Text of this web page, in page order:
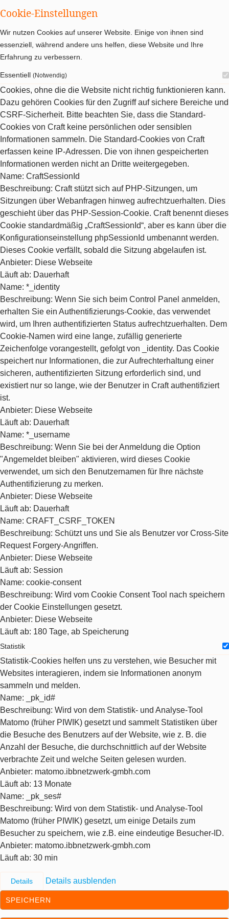
Cookie-Einstellungen
Wir nutzen Cookies auf unserer Website. Einige von ihnen sind
essenziell, während andere uns helfen, diese Website und Ihre
Erfahrung zu verbessern.
Essentiell (Notwendig)
Cookies, ohne die die Website nicht richtig funktionieren kann.
Dazu gehören Cookies für den Zugriff auf sichere Bereiche und
CSRF-Sicherheit. Bitte beachten Sie, dass die Standard-
Cookies von Craft keine persönlichen oder sensiblen
Informationen sammeln. Die Standard-Cookies von Craft
erfassen keine IP-Adressen. Die von ihnen gespeicherten
Informationen werden nicht an Dritte weitergegeben.
Name: CraftSessionId
Beschreibung: Craft stützt sich auf PHP-Sitzungen, um
Sitzungen über Webanfragen hinweg aufrechtzuerhalten. Dies
geschieht über das PHP-Session-Cookie. Craft benennt dieses
Cookie standardmäßig „CraftSessionId“, aber es kann über die
Konfigurationseinstellung phpSessionId umbenannt werden.
Dieses Cookie verfällt, sobald die Sitzung abgelaufen ist.
Anbieter: Diese Webseite
Läuft ab: Dauerhaft
Name: *_identity
Beschreibung: Wenn Sie sich beim Control Panel anmelden,
erhalten Sie ein Authentifizierungs-Cookie, das verwendet
wird, um Ihren authentifizierten Status aufrechtzuerhalten. Dem
Cookie-Namen wird eine lange, zufällig generierte
Zeichenfolge vorangestellt, gefolgt von _identity. Das Cookie
speichert nur Informationen, die zur Aufrechterhaltung einer
sicheren, authentifizierten Sitzung erforderlich sind, und
existiert nur so lange, wie der Benutzer in Craft authentifiziert
ist.
Anbieter: Diese Webseite
Läuft ab: Dauerhaft
Name: *_username
Beschreibung: Wenn Sie bei der Anmeldung die Option
"Angemeldet bleiben" aktivieren, wird dieses Cookie
verwendet, um sich den Benutzernamen für Ihre nächste
Authentifizierung zu merken.
Anbieter: Diese Webseite
Läuft ab: Dauerhaft
Name: CRAFT_CSRF_TOKEN
Beschreibung: Schützt uns und Sie als Benutzer vor Cross-Site
Request Forgery-Angriffen.
Anbieter: Diese Webseite
Läuft ab: Session
Name: cookie-consent
Beschreibung: Wird vom Cookie Consent Tool nach speichern
der Cookie Einstellungen gesetzt.
Anbieter: Diese Webseite
Läuft ab: 180 Tage, ab Speicherung
Statistik
Statistik-Cookies helfen uns zu verstehen, wie Besucher mit
Websites interagieren, indem sie Informationen anonym
sammeln und melden.
Name: _pk_id#
Beschreibung: Wird von dem Statistik- und Analyse-Tool
Matomo (früher PIWIK) gesetzt und sammelt Statistiken über
die Besuche des Benutzers auf der Website, wie z. B. die
Anzahl der Besuche, die durchschnittlich auf der Website
verbrachte Zeit und welche Seiten gelesen wurden.
Anbieter: matomo.ibbnetzwerk-gmbh.com
Läuft ab: 13 Monate
Name: _pk_ses#
Beschreibung: Wird von dem Statistik- und Analyse-Tool
Matomo (früher PIWIK) gesetzt, um einige Details zum
Besucher zu speichern, wie z.B. eine eindeutige Besucher-ID.
Anbieter: matomo.ibbnetzwerk-gmbh.com
Läuft ab: 30 min
Details Details ausblenden
SPEICHERN